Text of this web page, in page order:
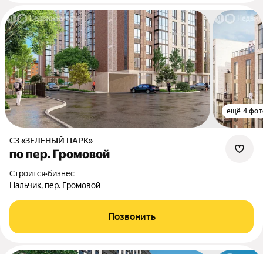
ещё 4
СЗ «ЗЕЛЕНЫЙ ПАРК»
по пер. Громовой
Строится•бизнес
Нальчик, пер. Громовой
Позвонить